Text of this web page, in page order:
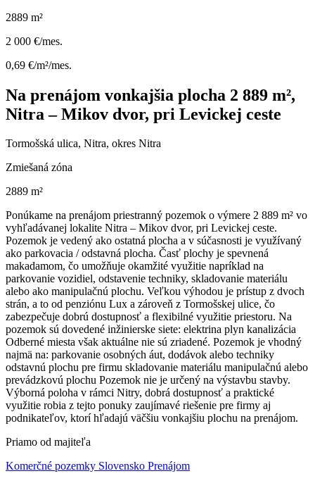
2889 m²
2 000 €/mes.
0,69 €/m²/mes.
Na prenájom vonkajšia plocha 2 889 m²,
Nitra – Mikov dvor, pri Levickej ceste
Tormošská ulica, Nitra, okres Nitra
Zmiešaná zóna
2889 m²
Ponúkame na prenájom priestranný pozemok o výmere 2 889 m² vo
vyhľadávanej lokalite Nitra – Mikov dvor, pri Levickej ceste.
Pozemok je vedený ako ostatná plocha a v súčasnosti je využívaný
ako parkovacia / odstavná plocha. Časť plochy je spevnená
makadamom, čo umožňuje okamžité využitie napríklad na
parkovanie vozidiel, odstavenie techniky, skladovanie materiálu
alebo ako manipulačnú plochu. Veľkou výhodou je prístup z dvoch
strán, a to od penziónu Lux a zároveň z Tormošskej ulice, čo
zabezpečuje dobrú dostupnosť a flexibilné využitie priestoru. Na
pozemok sú dovedené inžinierske siete: elektrina plyn kanalizácia
Odberné miesta však aktuálne nie sú zriadené. Pozemok je vhodný
najmä na: parkovanie osobných áut, dodávok alebo techniky
odstavnú plochu pre firmu skladovanie materiálu manipulačnú alebo
prevádzkovú plochu Pozemok nie je určený na výstavbu stavby.
Výborná poloha v rámci Nitry, dobrá dostupnosť a praktické
využitie robia z tejto ponuky zaujímavé riešenie pre firmy aj
podnikateľov, ktorí hľadajú väčšiu vonkajšiu plochu na prenájom.
Priamo od majiteľa
Komerčné pozemky Slovensko Prenájom